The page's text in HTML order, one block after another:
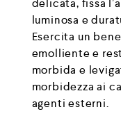
delicata, fissa
luminosa e
Esercita un
emolliente e
morbida e
morbidezza ai
agenti esterni.